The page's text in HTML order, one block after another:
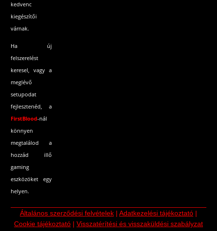
kedvenc
kiegészítői
várnak.
Ha új
felszerelést
keresel, vagy a
meglévő
setupodat
fejlesztenéd, a
FirstBlood-nál
könnyen
megtalálod a
hozzád illő
gaming
eszközöket egy
helyen.
Általános szerződési felvételek | Adatkezelési tájékoztató |
Cookie tájékoztató | Visszatérítési és visszaküldési szabályzat